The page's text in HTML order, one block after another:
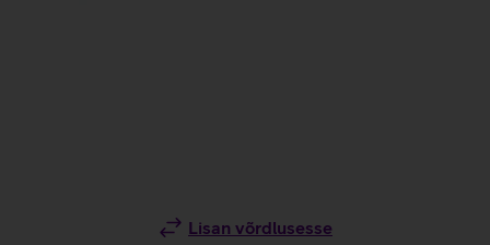
Lisan võrdlusesse